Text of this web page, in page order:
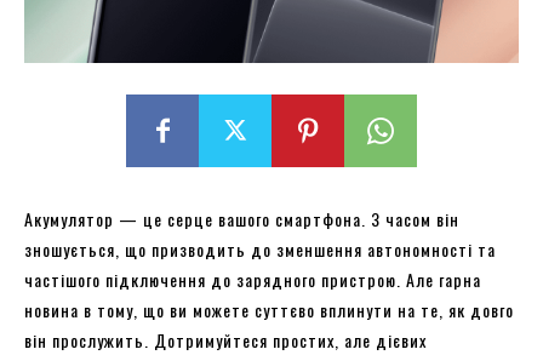
Акумулятор — це серце вашого смартфона. З часом він
зношується, що призводить до зменшення автономності та
частішого підключення до зарядного пристрою. Але гарна
новина в тому, що ви можете суттєво вплинути на те, як довго
він прослужить. Дотримуйтеся простих, але дієвих